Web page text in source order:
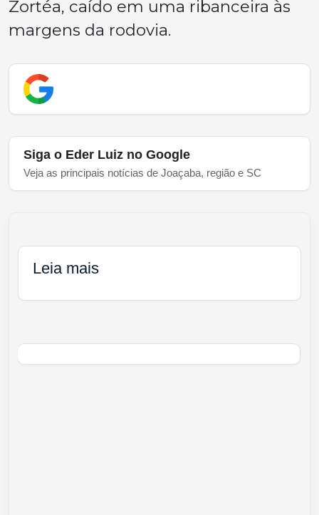
Zortéa, caído em uma ribanceira às
margens da rodovia.
Siga o Eder Luiz no Google
Veja as principais notícias de Joaçaba, região e SC
Leia mais